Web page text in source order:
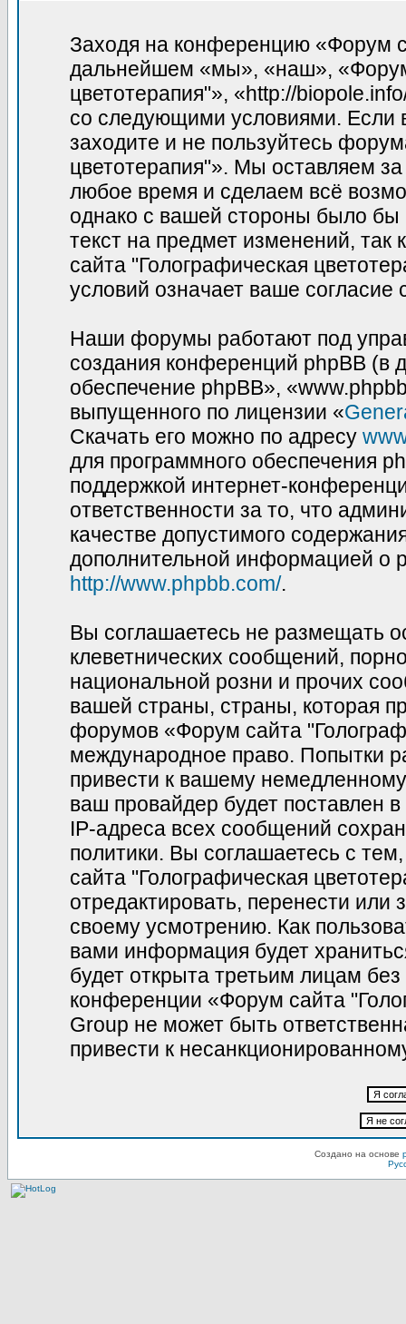
Заходя на конференцию «Форум
дальнейшем «мы», «наш»,
цветотерапия"», «http://
со следующими условиями. Если
заходите и не пользуйтесь
цветотерапия"». Мы оставляем
любое время и сделаем всё
однако с вашей стороны было бы
текст на предмет изменений,
сайта "Голографическая
условий означает ваше согласие
Наши форумы работают под
создания конференций phpBB
обеспечение phpBB»,
выпущенного по лицензии «
Скачать его можно по адресу
для программного обеспечения
поддержкой интернет-
ответственности за то, что
качестве допустимого
дополнительной информацией о
http://www.phpbb.com/.
Вы соглашаетесь не размещать
клеветнических сообщений,
национальной розни и прочих
вашей страны, страны, которая
форумов «Форум сайта
международное право. Попытки
привести к вашему
ваш провайдер будет поставлен
IP-адреса всех сообщений
политики. Вы соглашаетесь с
сайта "Голографическая
отредактировать, перенести
своему усмотрению. Как
вами информация будет
будет открыта третьим лицам
конференции «Форум сайта
Group не может быть
привести к
Создано на основе